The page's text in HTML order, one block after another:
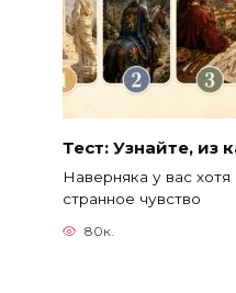
Тест: Узнайте, из
Наверняка у вас
странное чувство
80к.